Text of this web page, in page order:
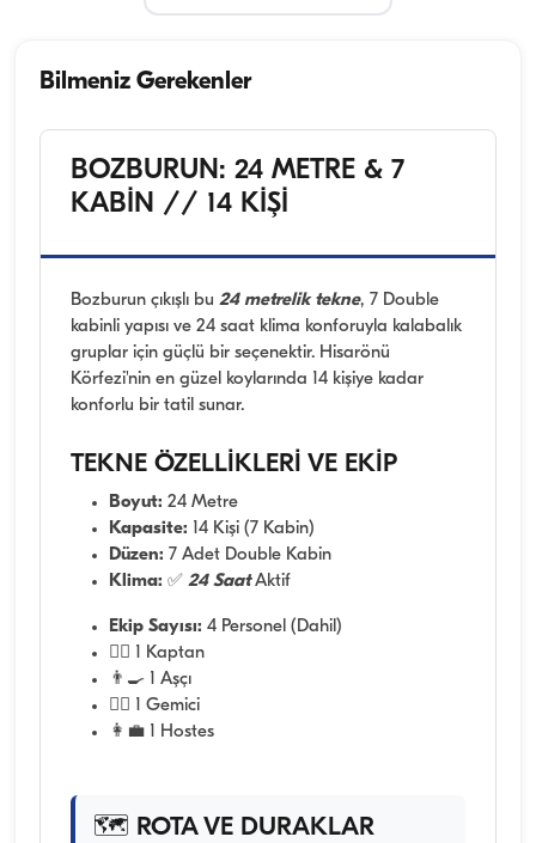
Bilmeniz Gerekenler
BOZBURUN: 24 METRE & 7
KABİN // 14 KİŞİ
Bozburun çıkışlı bu 24 metrelik tekne, 7 Double
kabinli yapısı ve 24 saat klima konforuyla kalabalık
gruplar için güçlü bir seçenektir. Hisarönü
Körfezi'nin en güzel koylarında 14 kişiye kadar
konforlu bir tatil sunar.
TEKNE ÖZELLİKLERİ VE EKİP
Boyut: 24 Metre
Kapasite: 14 Kişi (7 Kabin)
Düzen: 7 Adet Double Kabin
Klima: ✅ 24 SaatAktif
Ekip Sayısı: 4 Personel (Dahil)
👨‍✈️ 1 Kaptan
👨‍🍳 1 Aşçı
🧑‍✈️ 1 Gemici
👩‍💼 1 Hostes
🗺️ ROTA VE DURAKLAR